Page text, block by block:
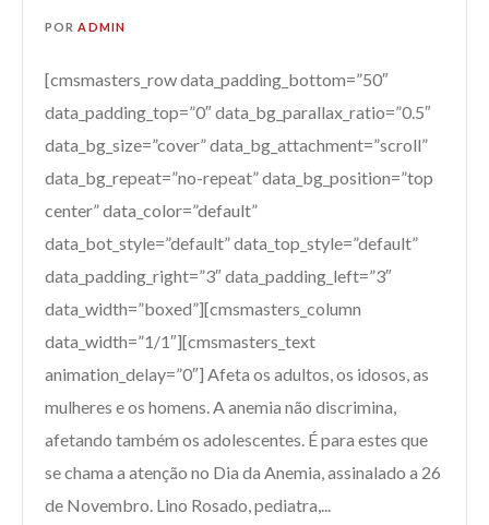
PORADMIN
[cmsmasters_row data_padding_bottom=”50″
data_padding_top=”0″ data_bg_parallax_ratio=”0.5″
data_bg_size=”cover” data_bg_attachment=”scroll”
data_bg_repeat=”no-repeat” data_bg_position=”top
center” data_color=”default”
data_bot_style=”default” data_top_style=”default”
data_padding_right=”3″ data_padding_left=”3″
data_width=”boxed”][cmsmasters_column
data_width=”1/1″][cmsmasters_text
animation_delay=”0″] Afeta os adultos, os idosos, as
mulheres e os homens. A anemia não discrimina,
afetando também os adolescentes. É para estes que
se chama a atenção no Dia da Anemia, assinalado a 26
de Novembro. Lino Rosado, pediatra,...